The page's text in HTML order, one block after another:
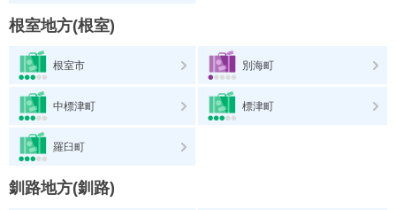
根室地方(根室)
根室市 別海町
中標津町 標津町
羅臼町
釧路地方(釧路)